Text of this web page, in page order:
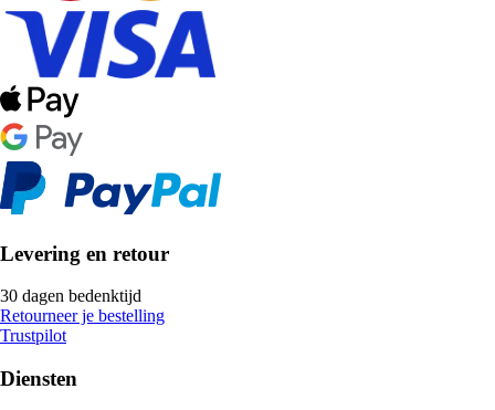
Levering en retour
30 dagen bedenktijd
Retourneer je bestelling
Trustpilot
Diensten